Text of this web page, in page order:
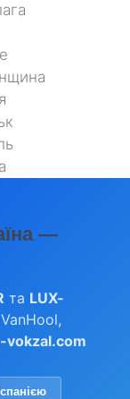
—
та LUX-
vokzal.com